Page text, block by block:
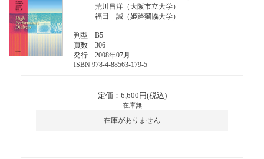
荒川昌洋（大阪市立大学）
福田 誠（姫路獨協大学）
判型 B5
頁数 306
発行 2008年07月
ISBN 978-4-88563-179-5
定価：6,600円(税込)
在庫無
在庫がありません